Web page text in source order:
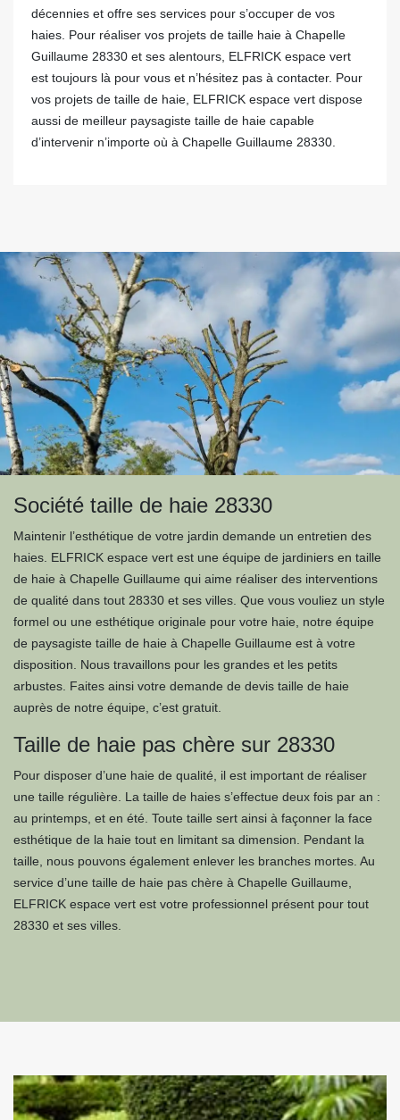
décennies et offre ses services pour s’occuper de vos
haies. Pour réaliser vos projets de taille haie à Chapelle
Guillaume 28330 et ses alentours, ELFRICK espace vert
est toujours là pour vous et n’hésitez pas à contacter. Pour
vos projets de taille de haie, ELFRICK espace vert dispose
aussi de meilleur paysagiste taille de haie capable
d’intervenir n’importe où à Chapelle Guillaume 28330.
Société taille de haie 28330
Maintenir l’esthétique de votre jardin demande un entretien des
haies. ELFRICK espace vert est une équipe de jardiniers en taille
de haie à Chapelle Guillaume qui aime réaliser des interventions
de qualité dans tout 28330 et ses villes. Que vous vouliez un style
formel ou une esthétique originale pour votre haie, notre équipe
de paysagiste taille de haie à Chapelle Guillaume est à votre
disposition. Nous travaillons pour les grandes et les petits
arbustes. Faites ainsi votre demande de devis taille de haie
auprès de notre équipe, c’est gratuit.
Taille de haie pas chère sur 28330
Pour disposer d’une haie de qualité, il est important de réaliser
une taille régulière. La taille de haies s’effectue deux fois par an :
au printemps, et en été. Toute taille sert ainsi à façonner la face
esthétique de la haie tout en limitant sa dimension. Pendant la
taille, nous pouvons également enlever les branches mortes. Au
service d’une taille de haie pas chère à Chapelle Guillaume,
ELFRICK espace vert est votre professionnel présent pour tout
28330 et ses villes.